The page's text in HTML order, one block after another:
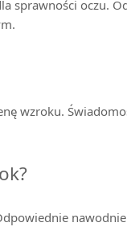
sprawności oczu.
wzroku.